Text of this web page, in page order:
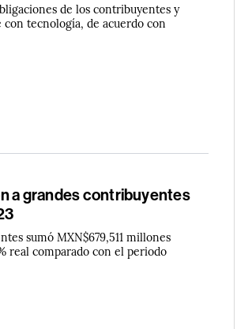
de los contribuyentes y
tecnología, de acuerdo con
a grandes contribuyentes
sumó MXN$679,511 millones
real comparado con el periodo